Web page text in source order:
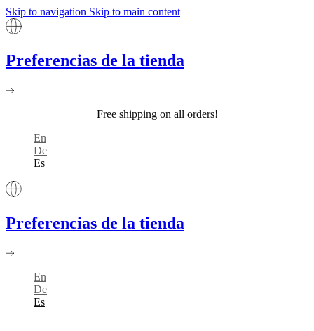
Skip to navigation Skip to main content
Preferencias de la tienda
Free shipping on all orders!
En
De
Es
Preferencias de la tienda
En
De
Es